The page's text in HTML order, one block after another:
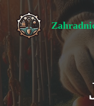
Přeskočit
obsah